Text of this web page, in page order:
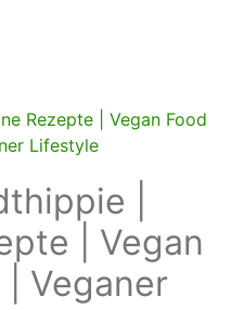
|
| Vegan
Veganer